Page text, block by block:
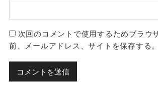
次回のコメントで使用するためブラウ
前、メールアドレス、サイトを保存する。